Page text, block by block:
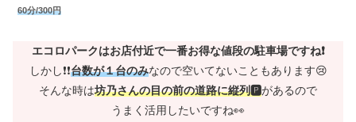
60分/300円
エコロパークはお店付近で一番お得な値段の駐車場ですね❗
しかし❗❗台数が１台のみなので空いてないこともあります😢
そんな時は坊乃さんの目の前の道路に縦列🅿があるので
うまく活用したいですね👀